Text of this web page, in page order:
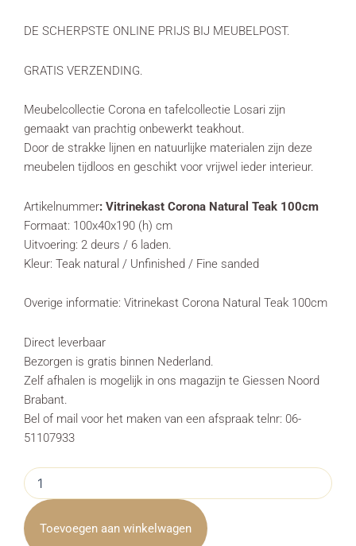
DE SCHERPSTE ONLINE PRIJS BIJ MEUBELPOST.
GRATIS VERZENDING.
Meubelcollectie Corona en tafelcollectie Losari zijn
gemaakt van prachtig onbewerkt teakhout.
Door de strakke lijnen en natuurlijke materialen zijn deze
meubelen tijdloos en geschikt voor vrijwel ieder interieur.
Artikelnummer: Vitrinekast Corona Natural Teak 100cm
Formaat: 100x40x190 (h) cm
Uitvoering: 2 deurs / 6 laden.
Kleur: Teak natural / Unfinished / Fine sanded
Overige informatie: Vitrinekast Corona Natural Teak 100cm
Direct leverbaar
Bezorgen is gratis binnen Nederland.
Zelf afhalen is mogelijk in ons magazijn te Giessen Noord
Brabant.
Bel of mail voor het maken van een afspraak telnr: 06-
51107933
Vitrinekast
Corona
Natural
Teak
100cm
Toevoegen aan winkelwagen